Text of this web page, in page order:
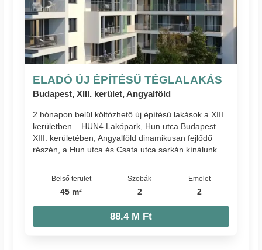
ELADÓ ÚJ ÉPÍTÉSŰ TÉGLALAKÁS
Budapest, XIII. kerület, Angyalföld
2 hónapon belül költözhető új építésű lakások a XIII.
kerületben – HUN4 Lakópark, Hun utca Budapest
XIII. kerületében, Angyalföld dinamikusan fejlődő
részén, a Hun utca és Csata utca sarkán kínálunk ...
Belső terület
45 m²
Szobák
2
Emelet
2
88.4 M Ft